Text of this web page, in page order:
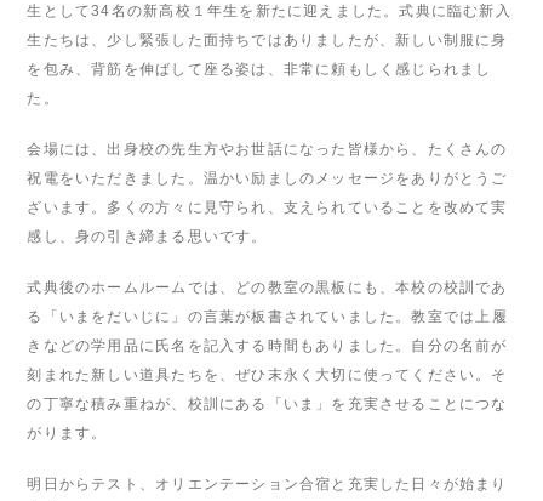
生として34名の新高校１年生を新たに迎えました。式典に臨む新入
生たちは、少し緊張した面持ちではありましたが、新しい制服に身
を包み、背筋を伸ばして座る姿は、非常に頼もしく感じられまし
た。
会場には、出身校の先生方やお世話になった皆様から、たくさんの
祝電をいただきました。温かい励ましのメッセージをありがとうご
ざいます。多くの方々に見守られ、支えられていることを改めて実
感し、身の引き締まる思いです。
式典後のホームルームでは、どの教室の黒板にも、本校の校訓であ
る
「いまをだいじに」 の言葉が板書されていました。教室では上履
きなどの学用品に氏名を記入する時間もありました。自分の名前が
刻まれた新しい道具たちを、ぜひ末永く大切に使ってください。そ
の丁寧な積み重ねが、校訓にある「いま」を充実させることにつな
がります。
明日からテスト、オリエンテーション合宿と充実した日々が始まり